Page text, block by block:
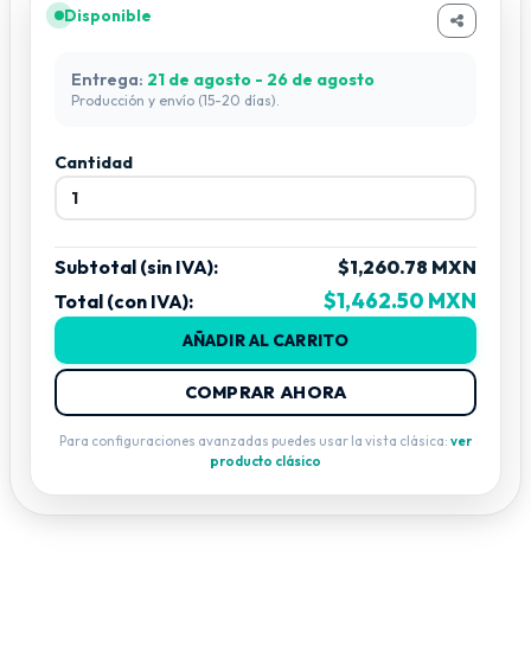
TERBLY: Terbly LS-2R, Terbly LBM-2R.
ELATION: Elation Rayzor Beam 2R, Elation Sniper 2R.
LITETEK: BEAM 2R
Disponible
Entrega: 21 de agosto - 26 de agosto
Producción y envío (15-20 días).
Cantidad
Subtotal (sin IVA):
$1,260.78 MXN
Total (con IVA):
$1,462.50 MXN
AÑADIR AL CARRITO
COMPRAR AHORA
Para configuraciones avanzadas puedes usar la vista clásica: ver
producto clásico